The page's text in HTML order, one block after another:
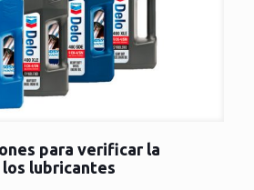
para verificar la
lubricantes